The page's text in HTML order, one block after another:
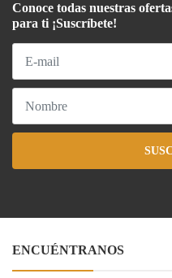
Conoce todas nuestras
para ti ¡Suscríbete!
ENCUÉNTRANOS